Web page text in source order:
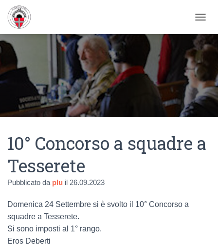
10° Concorso a squadre a
Tesserete
Pubblicato da plu il 26.09.2023
Domenica 24 Settembre si è svolto il 10° Concorso a
squadre a Tesserete.
Si sono imposti al 1° rango.
Eros Deberti